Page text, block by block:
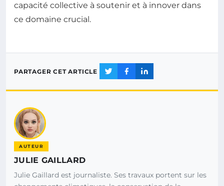
capacité collective à soutenir et à innover dans
ce domaine crucial.
PARTAGER CET ARTICLE
AUTEUR
JULIE GAILLARD
Julie Gaillard est journaliste. Ses travaux portent sur les